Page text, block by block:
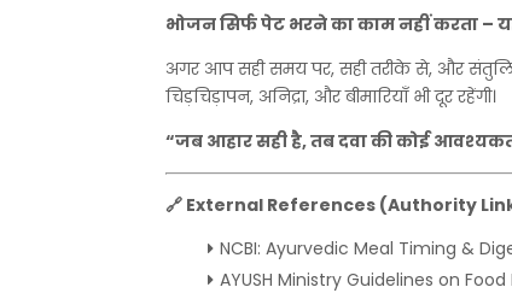
भोजनसिर्फपेट भरनेकाकामनहींकरता –
अगर आप सही समय पर,सही तरीके से, और
चिड़चिड़ापन, अनिद्रा, और बीमारियाँ भी दूर रहेंगी।
“जब आहारसहीहै,तबदवाकीकोई
🔗 External References (Authority
NCBI: Ayurvedic Meal Timing &
AYUSH Ministry Guidelines on Food